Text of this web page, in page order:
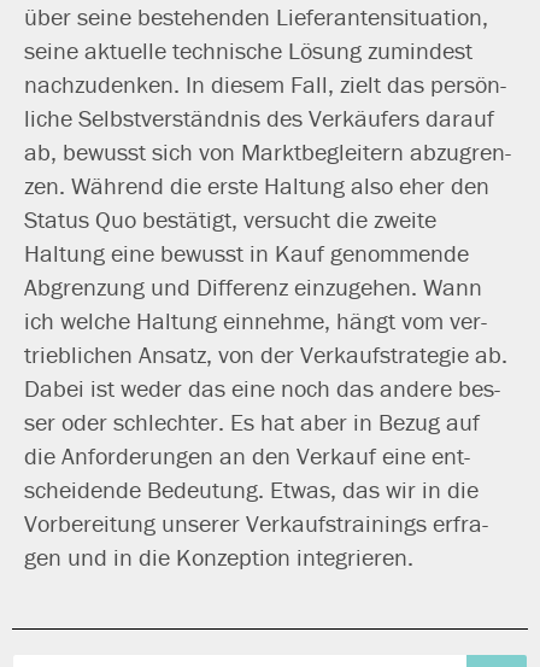
über sei­ne bestehen­den Lieferantensituation,
sei­ne aktu­el­le tech­ni­sche Lösung zumin­dest
nach­zu­den­ken. In die­sem Fall, zielt das per­sön­
li­che Selbstverständnis des Verkäufers dar­auf
ab, bewusst sich von Marktbegleitern abzu­gren­
zen. Während die ers­te Haltung also eher den
Status Quo bestä­tigt, ver­sucht die zwei­te
Haltung eine bewusst in Kauf genom­men­de
Abgrenzung und Differenz ein­zu­ge­hen. Wann
ich wel­che Haltung ein­neh­me, hängt vom ver­
trieb­li­chen Ansatz, von der Verkaufstrategie ab.
Dabei ist weder das eine noch das ande­re bes­
ser oder schlech­ter. Es hat aber in Bezug auf
die Anforderungen an den Verkauf eine ent­
schei­den­de Bedeutung. Etwas, das wir in die
Vorbereitung unse­rer Verkaufstrainings erfra­
gen und in die Konzeption integrieren.